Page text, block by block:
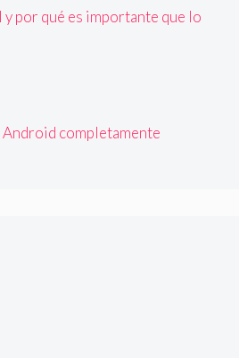
por qué es importante que lo
completamente